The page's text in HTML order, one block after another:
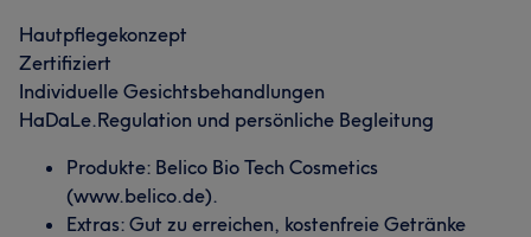
Hautpflegekonzept
Zertifiziert
Individuelle Gesichtsbehandlungen
HaDaLe.Regulation und persönliche Begleitung
Produkte: Belico Bio Tech Cosmetics
(www.belico.de).
Extras: Gut zu erreichen, kostenfreie Getränke